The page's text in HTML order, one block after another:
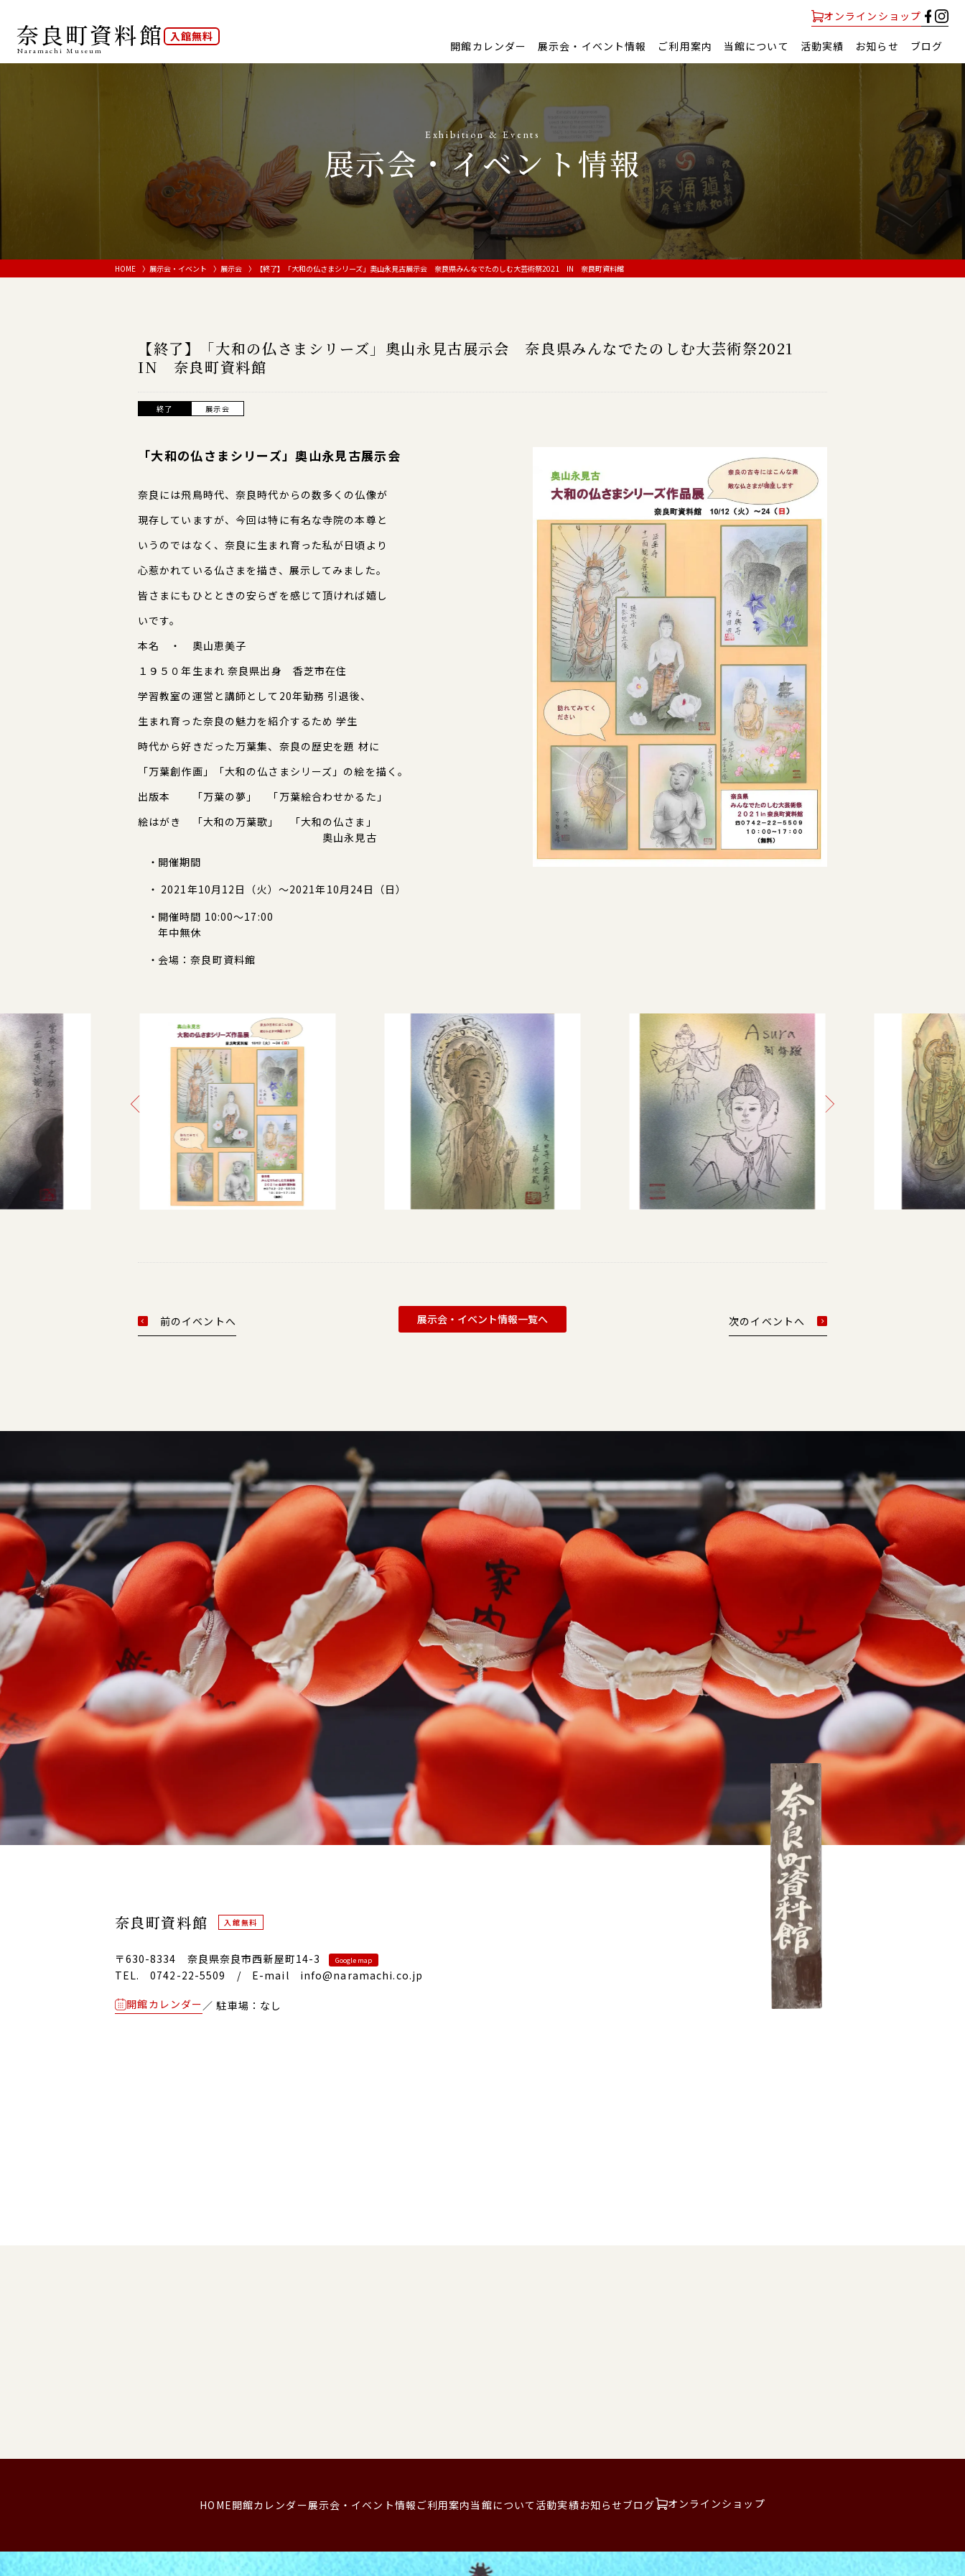
オンラインショップ
奈良町資料館
Naramachi Museum
入館無料
開館カレンダー 展示会・イベント情報 ご利用案内 当館について 活動実績 お知らせ ブログ
Exhibition & Events
展示会・イベント情報
HOME 展示会・イベント 展示会 【終了】「大和の仏さまシリーズ」奧山永見古展示会 奈良県みんなでたのしむ大芸術祭2021 IN 奈良町資料館
【終了】「大和の仏さまシリーズ」奧山永見古展示会 奈良県みんなでたのしむ大芸術祭2021
IN 奈良町資料館
終了 展示会
「大和の仏さまシリーズ」奧山永見古展示会
奈良には飛鳥時代、奈良時代からの数多くの仏像が
現存していますが、今回は特に有名な寺院の本尊と
いうのではなく、奈良に生まれ育った私が日頃より
心惹かれている仏さまを描き、展示してみました。
皆さまにもひとときの安らぎを感じて頂ければ嬉し
いです。
本名 ・ 奧山恵美子
１９５０年生まれ 奈良県出身 香芝市在住
学習教室の運営と講師として20年勤務 引退後、
生まれ育った奈良の魅力を紹介するため 学生
時代から好きだった万葉集、奈良の歴史を題 材に
「万葉創作画」「大和の仏さまシリーズ」の絵を描く。
出版本 「万葉の夢」 「万葉絵合わせかるた」
絵はがき 「大和の万葉歌」 「大和の仏さま」
奧山永見古
開催期間
2021年10月12日（火）〜2021年10月24日（日）
開催時間 10:00〜17:00
年中無休
会場 ：奈良町資料館
前のイベントへ 展示会・イベント情報一覧へ 次のイベントへ
奈良町資料館 入館無料
〒630-8334 奈良県奈良市西新屋町14-3 Google map
TEL. 0742-22-5509 / E-mail info@naramachi.co.jp
開館カレンダー ／ 駐車場：なし
HOME開館カレンダー展示会・イベント情報 ご利用案内当館について 活動実績お知らせブログ オンラインショップ